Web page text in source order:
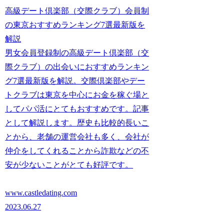
高級デート倶楽部（交際クラブ）会員制
の東京おすすめランキング7選最新版を
解説
男女会員登録制の高級デート倶楽部（交
際クラブ）の出会いにおすすめランキン
グ7選最新版を解説。交際倶楽部やデー
トクラブは東京を中心にお金を稼ぐ場と
してパパ活にとてもおすすめです。記事
として解説します。歴史も比較的長いこ
とから、老舗の運営会社も多く、会社が
仲介をしてくれることから詐欺などの不
安が少ないことがとても好評です。
www.castledating.com
2023.06.27